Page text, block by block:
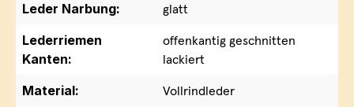
Leder Narbung:
glatt
Lederriemen
Kanten:
offenkantig geschnitten
lackiert
Material:
Vollrindleder